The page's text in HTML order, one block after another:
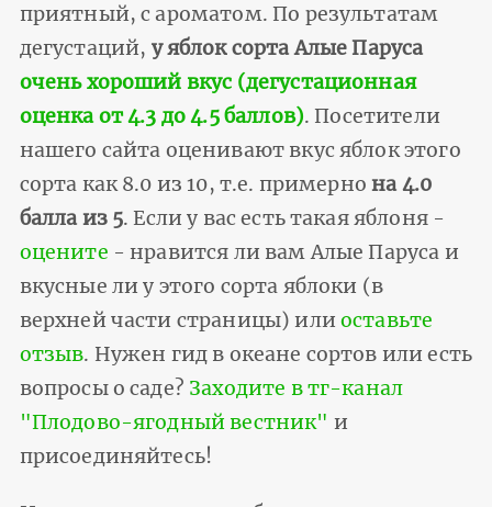
приятный, с ароматом. По результатам
дегустаций, у яблок сорта Алые Паруса
очень хороший вкус (дегустационная
оценка от 4.3 до 4.5 баллов). Посетители
нашего сайта оценивают вкус яблок этого
сорта как 8.0 из 10, т.е. примерно на 4.0
балла из 5. Если у вас есть такая яблоня -
оцените - нравится ли вам Алые Паруса и
вкусные ли у этого сорта яблоки (в
верхней части страницы) или оставьте
отзыв. Нужен гид в океане сортов или есть
вопросы о саде? Заходите в тг-канал
"Плодово-ягодный вестник" и
присоединяйтесь!